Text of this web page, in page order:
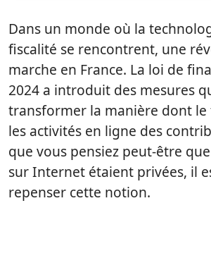
Dans un monde où la
fiscalité se rencontrent, une
marche en France. La loi de
2024 a introduit des mesures
transformer la manière dont le
les activités en ligne des
que vous pensiez peut-être
sur Internet étaient privées, il
repenser cette notion.